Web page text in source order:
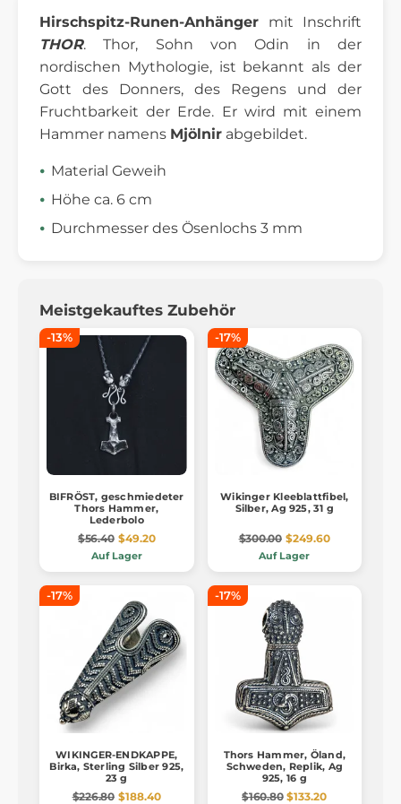
Hirschspitz-Runen-Anhänger mit Inschrift
THOR. Thor, Sohn von Odin in der
nordischen Mythologie, ist bekannt als der
Gott des Donners, des Regens und der
Fruchtbarkeit der Erde. Er wird mit einem
Hammer namens Mjölnir abgebildet.
Material Geweih
Höhe ca. 6 cm
Durchmesser des Ösenlochs 3 mm
Meistgekauftes Zubehör
-13%
BIFRÖST, geschmiedeter
Thors Hammer,
Lederbolo
$56.40 $49.20
Auf Lager
-17%
Wikinger Kleeblattfibel,
Silber, Ag 925, 31 g
$300.00 $249.60
Auf Lager
-17%
WIKINGER-ENDKAPPE,
Birka, Sterling Silber 925,
23 g
$226.80 $188.40
-17%
Thors Hammer, Öland,
Schweden, Replik, Ag
925, 16 g
$160.80 $133.20